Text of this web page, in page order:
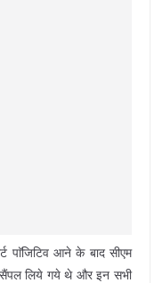
पाॅजिटिव आने के बाद सीएम
सैंपल लिये गये थे और इन सभी